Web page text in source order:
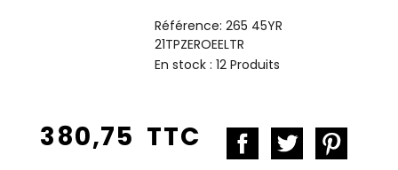
Référence:265 45YR
21TPZEROEELTR
En stock :12 Produits
380,75 TTC